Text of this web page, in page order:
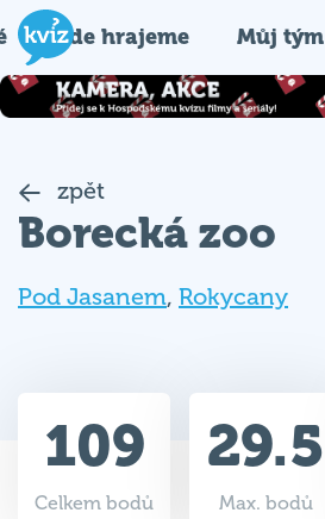
Kde hrajeme Můj tým
zpět
Borecká zoo
Pod Jasanem, Rokycany
109
Celkem bodů
29.5
Max. bodů